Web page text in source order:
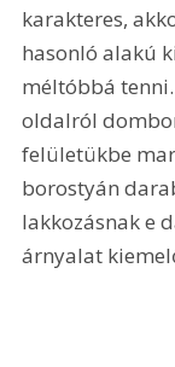
karakteres,
hasonló alakú
méltóbbá
oldalról
felületükbe
borostyán
lakkozásnak e
árnyalat